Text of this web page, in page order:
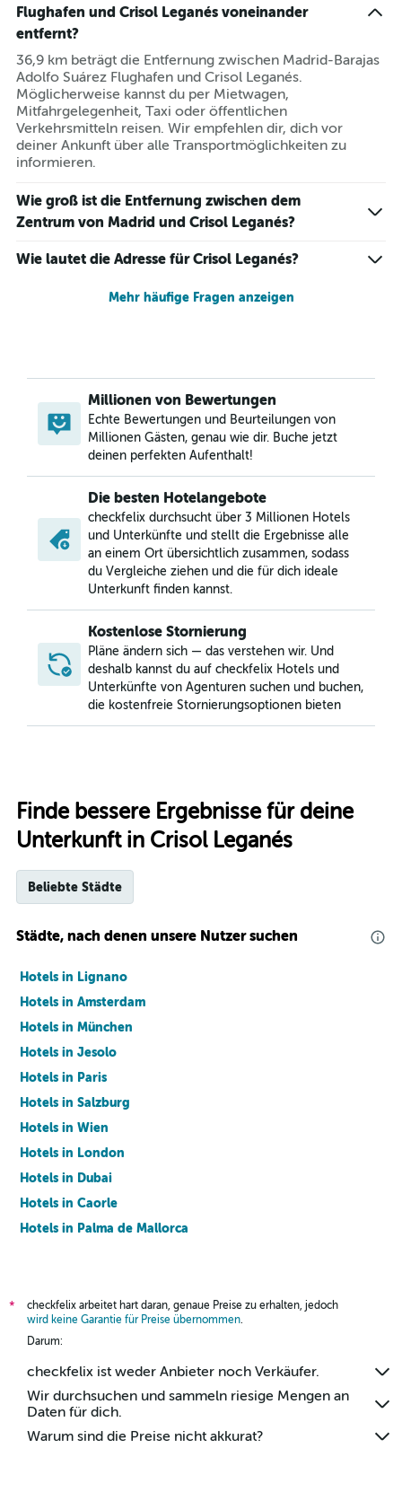
Flughafen und Crisol Leganés voneinander
entfernt?
36,9 km beträgt die Entfernung zwischen Madrid-Barajas
Adolfo Suárez Flughafen und Crisol Leganés.
Möglicherweise kannst du per Mietwagen,
Mitfahrgelegenheit, Taxi oder öffentlichen
Verkehrsmitteln reisen. Wir empfehlen dir, dich vor
deiner Ankunft über alle Transportmöglichkeiten zu
informieren.
Wie groß ist die Entfernung zwischen dem
Zentrum von Madrid und Crisol Leganés?
Wie lautet die Adresse für Crisol Leganés?
Mehr häufige Fragen anzeigen
Millionen von Bewertungen
Echte Bewertungen und Beurteilungen von
Millionen Gästen, genau wie dir. Buche jetzt
deinen perfekten Aufenthalt!
Die besten Hotelangebote
checkfelix durchsucht über 3 Millionen Hotels
und Unterkünfte und stellt die Ergebnisse alle
an einem Ort übersichtlich zusammen, sodass
du Vergleiche ziehen und die für dich ideale
Unterkunft finden kannst.
Kostenlose Stornierung
Pläne ändern sich — das verstehen wir. Und
deshalb kannst du auf checkfelix Hotels und
Unterkünfte von Agenturen suchen und buchen,
die kostenfreie Stornierungsoptionen bieten
Finde bessere Ergebnisse für deine
Unterkunft in Crisol Leganés
Beliebte Städte
Städte, nach denen unsere Nutzer suchen
Hotels in Lignano
Hotels in Amsterdam
Hotels in München
Hotels in Jesolo
Hotels in Paris
Hotels in Salzburg
Hotels in Wien
Hotels in London
Hotels in Dubai
Hotels in Caorle
Hotels in Palma de Mallorca
*
checkfelix arbeitet hart daran, genaue Preise zu erhalten, jedoch
wird keine Garantie für Preise übernommen.
Darum:
checkfelix ist weder Anbieter noch Verkäufer.
Wir durchsuchen und sammeln riesige Mengen an
Daten für dich.
Warum sind die Preise nicht akkurat?